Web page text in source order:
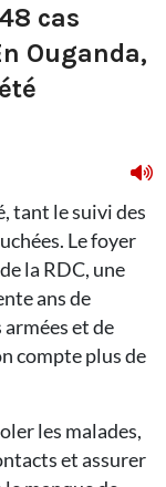
cas
Ouganda,
tant le suivi des
Le foyer
la RDC, une
ans de
et de
compte plus de
les malades,
et assurer